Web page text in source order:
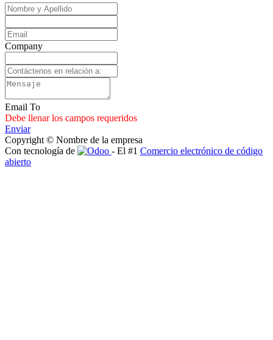
Company
Email To
Debe llenar los campos requeridos
Enviar
Copyright © Nombre de la empresa
Con tecnología de
- El #1 Comercio electrónico de código
abierto